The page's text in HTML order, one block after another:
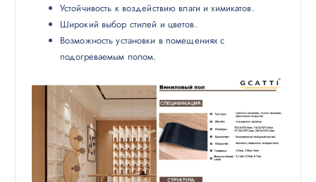
Устойчивость к воздействию влаги и химикатов.
Широкий выбор стилей и цветов.
Возможность установки в помещениях с
подогреваемым полом.